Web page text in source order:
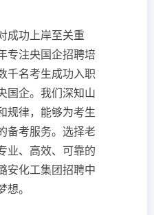
成功上岸至关重
专注央国企招聘培
千名考生成功入职
国企。我们深知山
规律，能够为考生
备考服务。选择老
业、高效、可靠的
安化工集团招聘中
。